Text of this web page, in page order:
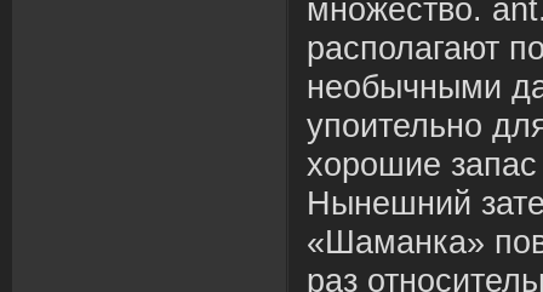
множество.
располагают
необычными
упоительно
хорошие
Нынешний
«Шаманка»
раз